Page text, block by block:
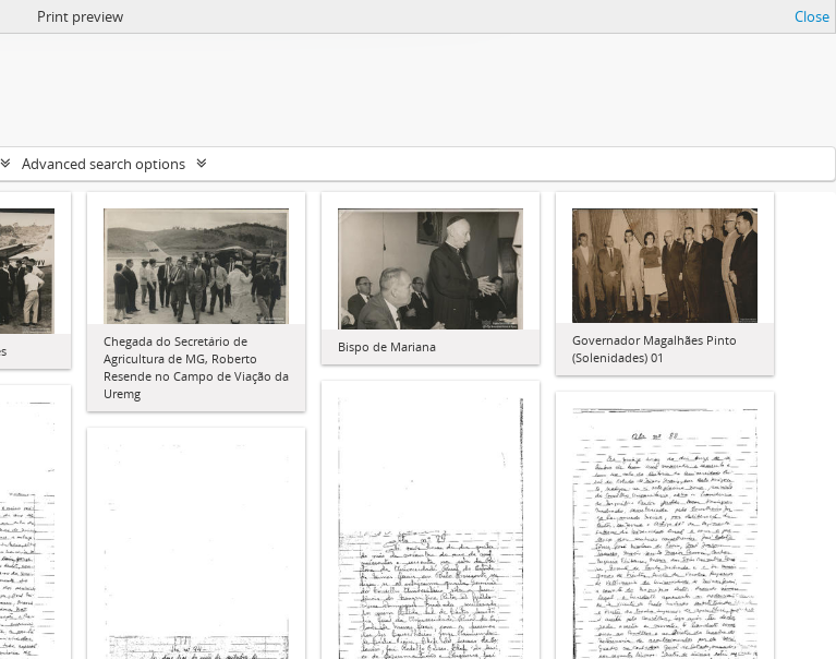
Print preview Close
Advanced search options
Chegada do Secretário de
Agricultura de MG, Roberto
Resende no Campo de Viação da
Uremg
Bispo de Mariana
Governador Magalhães Pinto
(Solenidades) 01